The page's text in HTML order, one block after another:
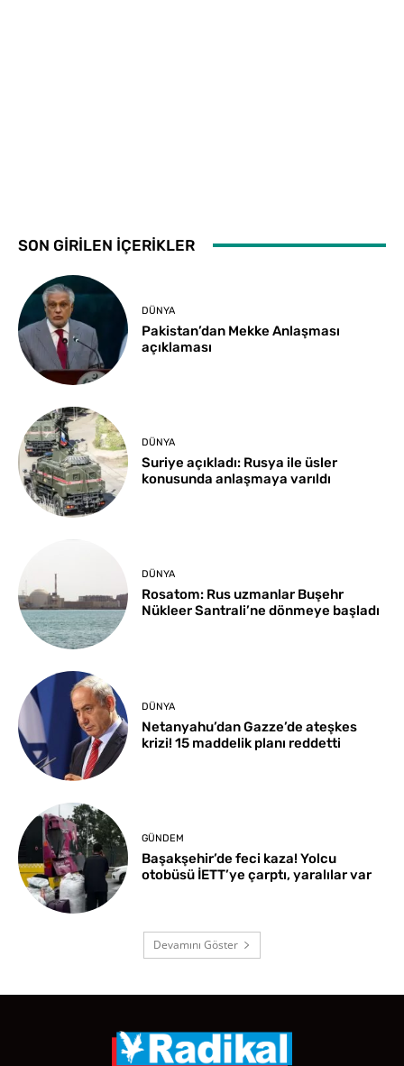
SON GİRİLEN İÇERİKLER
DÜNYA
Pakistan’dan Mekke Anlaşması
açıklaması
DÜNYA
Suriye açıkladı: Rusya ile üsler
konusunda anlaşmaya varıldı
DÜNYA
Rosatom: Rus uzmanlar Buşehr
Nükleer Santrali’ne dönmeye başladı
DÜNYA
Netanyahu’dan Gazze’de ateşkes
krizi! 15 maddelik planı reddetti
GÜNDEM
Başakşehir’de feci kaza! Yolcu
otobüsü İETT’ye çarptı, yaralılar var
Devamını Göster